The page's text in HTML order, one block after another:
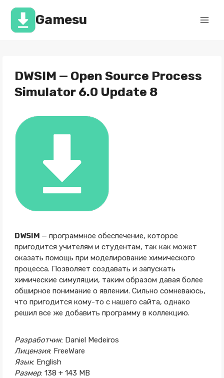
Перейти
содержимомуGamesu
DWSIM — Open Source Process
Simulator 6.0 Update 8
DWSIM — программное обеспечение, которое
пригодится учителям и студентам, так как может
оказать помощь при моделирование химического
процесса. Позволяет создавать и запускать
химические симуляции, таким образом давая более
обширное понимание о явлении. Сильно сомневаюсь,
что пригодится кому-то с нашего сайта, однако
решил все же добавить программу в коллекцию.
Разработчик: Daniel Medeiros
Лицензия: FreeWare
Язык: English
Размер: 138 + 143 MB